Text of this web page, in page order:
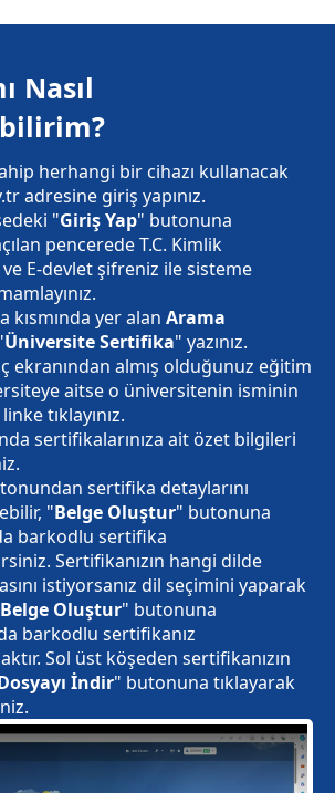
Nasıl
herhangi bir cihazı kullanacak
adresine giriş yapınız.
"Giriş Yap" butonuna
pencerede T.C. Kimlik
ve E-devlet şifreniz ile sisteme
kısmında yer alan Arama
Üniversite Sertifika" yazınız.
ekranından almış olduğunuz eğitim
aitse o üniversitenin isminin
tıklayınız.
sertifikalarınıza ait özet bilgileri
sertifika detaylarını
"Belge Oluştur" butonuna
barkodlu sertifika
Sertifikanızın hangi dilde
istiyorsanız dil seçimini yaparak
Oluştur" butonuna
barkodlu sertifikanız
Sol üst köşeden sertifikanızın
İndir" butonuna tıklayarak